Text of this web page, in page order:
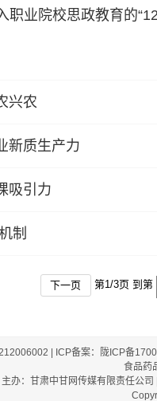
职业院校思政教育的
兴农
新质生产力
吸引力
制
下一页 第1/3页 到第
| ICP备案：陇ICP备
食品药
主办：甘肃中甘网传媒有限责任公